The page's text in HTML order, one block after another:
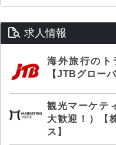
求人情報
海外旅行のト
【JTBグロー
観光マーケテ
大歓迎！）【
ス】